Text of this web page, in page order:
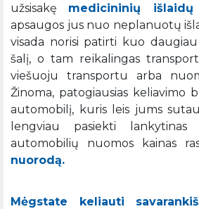
užsisakę medicininių išlaidų
apsaugos jus nuo neplanuotų
visada norisi patirti kuo
šalį, o tam reikalingas
viešuoju transportu arba
Žinoma, patogiausias keliavimo
automobilį, kuris leis jums
lengviau pasiekti lankytinas
automobilių nuomos kainas
nuorodą.
Mėgstate keliauti